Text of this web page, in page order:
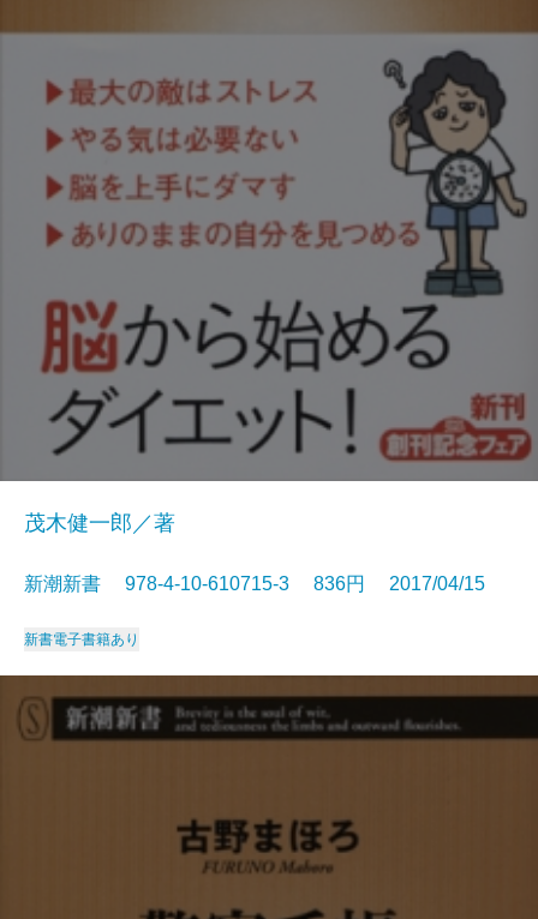
茂木健一郎／著
新潮新書 978-4-10-610715-3 836円 2017/04/15
新書電子書籍あり